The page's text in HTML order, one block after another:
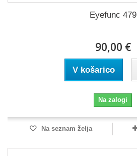
Eyefunc 479
90,00 €
V košarico
Na zalogi
Na seznam želja